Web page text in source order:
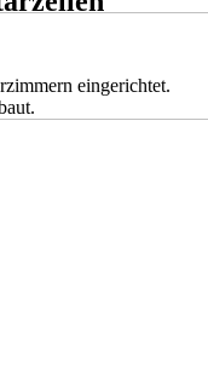
eingerichtet.